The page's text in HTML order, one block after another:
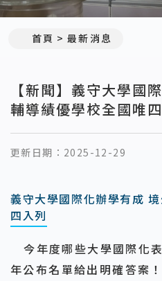
首頁 最新消息
【新聞】義守大學國
輔導績優學校全國唯
更新日期： 2025-12-29
義守大學國際化辦學有成
四入列
今年度哪些大學國際化
年公布名單給出明確答案